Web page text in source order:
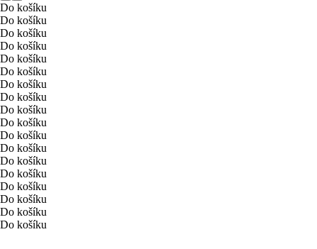
Do košíku
Do košíku
Do košíku
Do košíku
Do košíku
Do košíku
Do košíku
Do košíku
Do košíku
Do košíku
Do košíku
Do košíku
Do košíku
Do košíku
Do košíku
Do košíku
Do košíku
Do košíku